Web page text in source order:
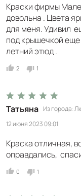
Краски фирмы
довольна . Цвета
для меня. Удивил
под крышечкой
летний этюд .
2 1
Татьяна Из города
12 июня 2023 09:01
Краска отличная,
оправдались,
0 1